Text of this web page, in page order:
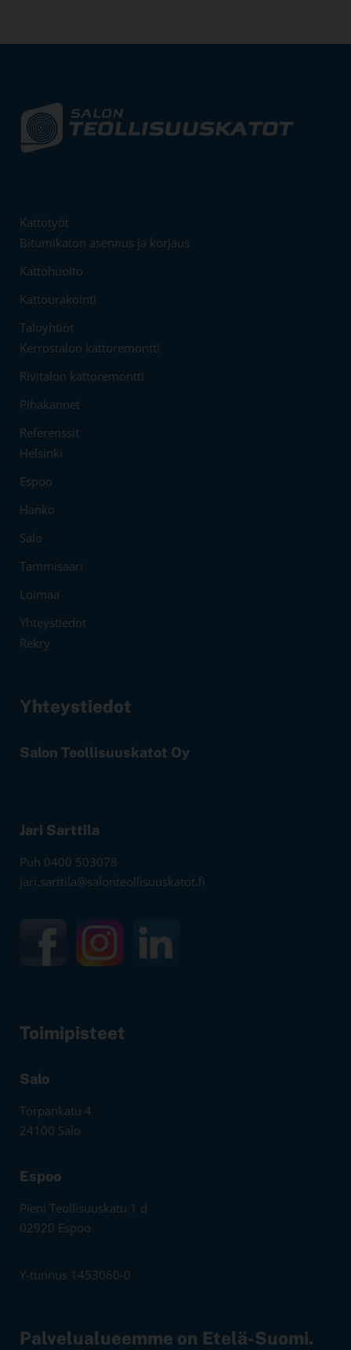
Kattotyöt
Bitumikaton asennus ja korjaus
Kattohuolto
Kattourakointi
Taloyhtiöt
Kerrostalon kattoremontti
Rivitalon kattoremontti
Pihakannet
Referenssit
Helsinki
Espoo
Hanko
Salo
Tammisaari
Loimaa
Yhteystiedot
Rekry
Yhteystiedot
Salon Teollisuuskatot Oy
Jari Sarttila
Puh 0400 503078
jari.sarttila@salonteollisuuskatot.fi
Toimipisteet
Salo
Torpankatu 4
24100 Salo
Espoo
Pieni Teollisuuskatu 1 d
02920 Espoo
Y-tunnus 1453060-0
Palvelualueemme on Etelä-Suomi.